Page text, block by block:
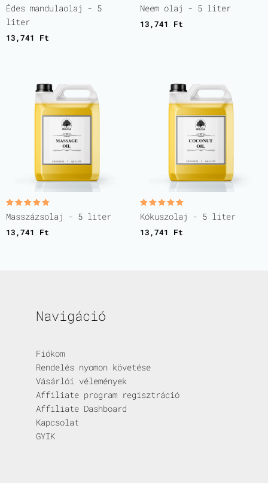
Értékelés:
5.00
/ 5
Édes mandulaolaj - 5
liter
13,741 Ft
Értékelés:
5.00
Neem olaj - 5 liter
13,741 Ft
Értékelés:
5.00
Masszázsolaj - 5 liter
13,741 Ft
Értékelés:
5.00
Kókuszolaj - 5 liter
13,741 Ft
Navigáció
Fiókom
Rendelés nyomon követése
Vásárlói vélemények
Affiliate program regisztráció
Affiliate Dashboard
Kapcsolat
GYIK